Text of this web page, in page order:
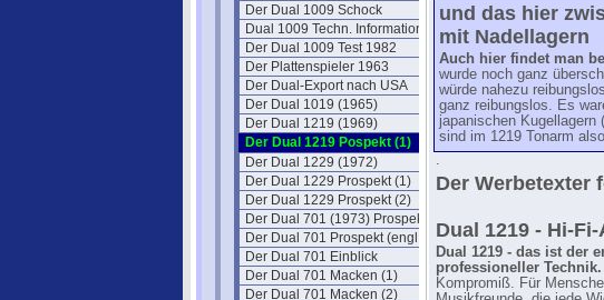
Der Dual 1009 Schock
Dual 1009 Techn. Information (W102)
Der Dual 1009 Test 1982
Der Plattenspieler 1963
Der Dual-Export nach USA
Der Dual 1019 (1965)
Der Dual 1219 (1969)
Der Dual 1219 Pospekt (1)
Der Dual 1229 (1972)
Der Dual 1229 Prospekt (1)
Der Dual 1229 Prospekt (2)
Der Dual 701 (1973) Prospekt
Der Dual 701 Prospekt (engl.)
Der Dual 701 Einblick
Der Dual 701 Macken (1)
Der Dual 701 Macken (2)
und das hier
mit Nadellagern
Auch hier findet man
wurde noch ganz
würde nahezu
ganz reibungslos. Es
japanischen
sind im 1219 Tonarm
.
Der Werbetexter
Dual 1219 - Hi-
Dual 1219 - das ist der
professioneller Technik.
Kompromiß. Für